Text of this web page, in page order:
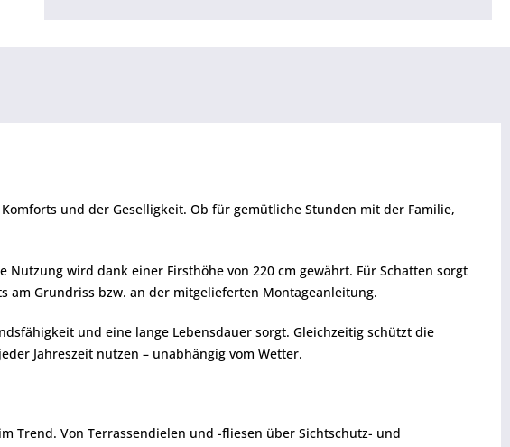
und der Geselligkeit. Ob für gemütliche Stunden mit der Familie,
Nutzung wird dank einer Firsthöhe von 220 cm gewährt. Für Schatten sorgt
am Grundriss bzw. an der mitgelieferten Montageanleitung.
und eine lange Lebensdauer sorgt. Gleichzeitig schützt die
Jahreszeit nutzen – unabhängig vom Wetter.
Trend. Von Terrassendielen und -fliesen über Sichtschutz- und